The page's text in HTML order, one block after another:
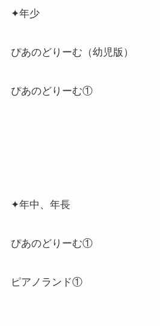
✦年少
ぴあのどりーむ（幼児版）
ぴあのどりーむ①
✦年中、年長
ぴあのどりーむ①
ピアノランド①